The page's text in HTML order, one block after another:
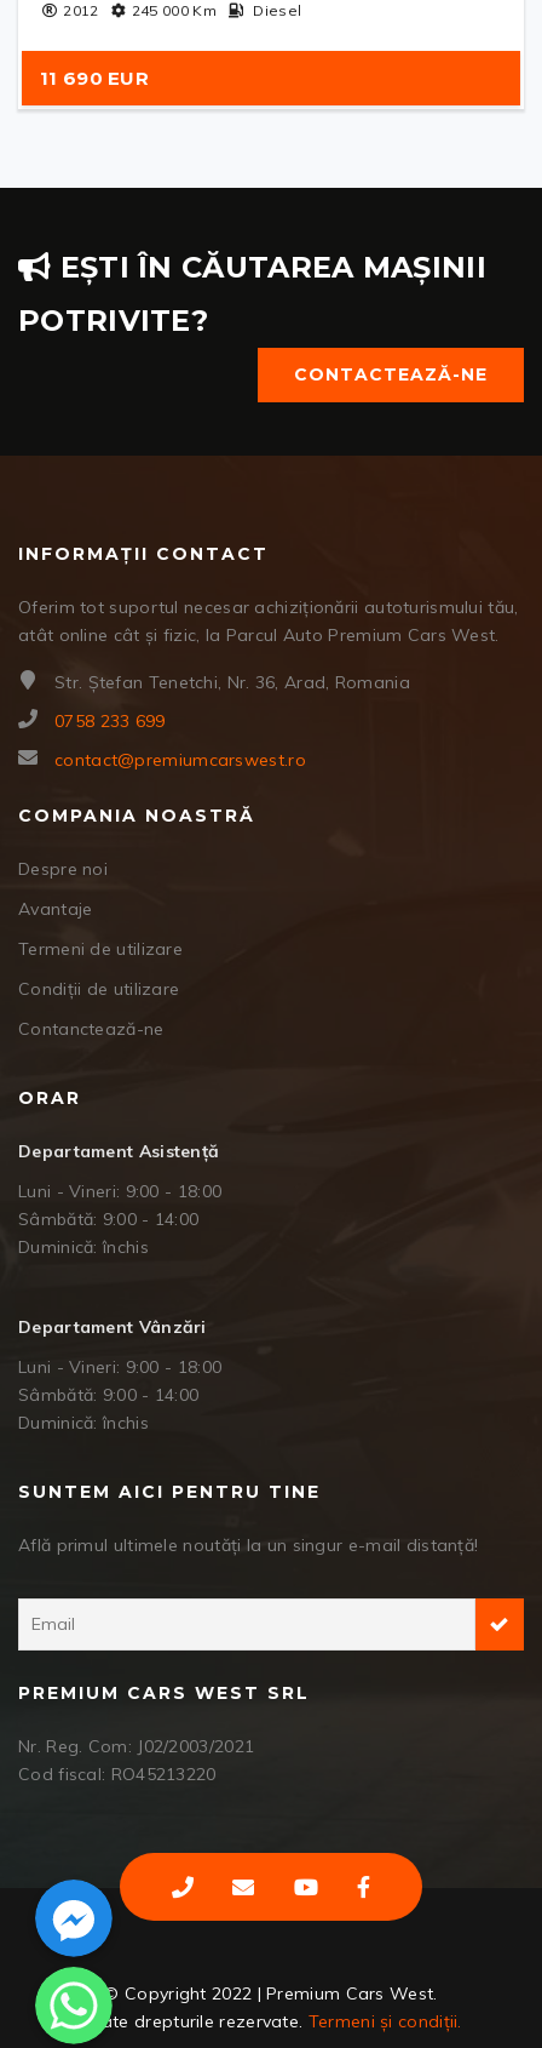
2012 245 000Km Diesel
11 690 EUR
EȘTI ÎN CĂUTAREA MAȘINII
POTRIVITE?
CONTACTEAZĂ-NE
INFORMAȚII CONTACT
Oferim tot suportul necesar achiziționării autoturismului tău,
atât online cât și fizic, la Parcul Auto Premium Cars West.
Str. Ștefan Tenetchi, Nr. 36, Arad, Romania
0758 233 699
contact@premiumcarswest.ro
COMPANIA NOASTRĂ
Despre noi
Avantaje
Termeni de utilizare
Condiții de utilizare
Contanctează-ne
ORAR
Departament Asistență
Luni - Vineri: 9:00 - 18:00
Sâmbătă: 9:00 - 14:00
Duminică: închis
Departament Vânzări
Luni - Vineri: 9:00 - 18:00
Sâmbătă: 9:00 - 14:00
Duminică: închis
SUNTEM AICI PENTRU TINE
Află primul ultimele noutăți la un singur e-mail distanță!
PREMIUM CARS WEST SRL
Nr. Reg. Com: J02/2003/2021
Cod fiscal: RO45213220
© Copyright 2022 | Premium Cars West.
Toate drepturile rezervate. Termeni și condiții.
Facebook Messenger
WhatsApp